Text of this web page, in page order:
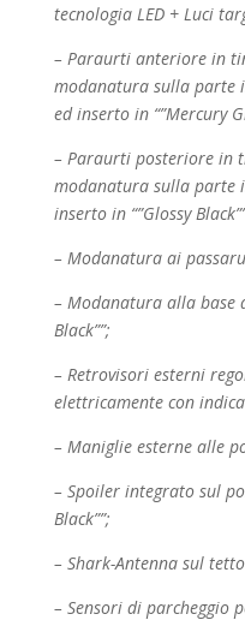
tecnologia LED + Luci
– Paraurti anteriore in
modanatura sulla parte
edinserto in “”Mercury
– Paraurti posteriore in
modanatura sulla parte
inserto in “”Glossy
– Modanatura ai
– Modanatura alla base
Black””;
– Retrovisori esterni
elettricamente con
– Maniglie esterne alle
– Spoiler integrato sul
Black””;
– Shark-Antenna sul tetto
– Sensori di parcheggio